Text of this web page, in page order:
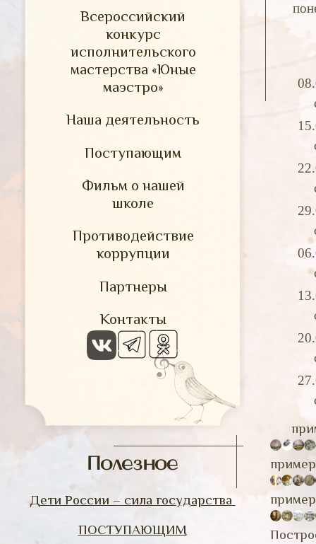
Всероссийский
конкурс
исполнительского
мастерства «Юные
маэстро»
Наша деятельность
Поступающим
Фильм о нашей
школе
Противодействие
коррупции
Партнеры
Контакты
Полезное
Дети России – сила государства
ПОСТУПАЮЩИМ